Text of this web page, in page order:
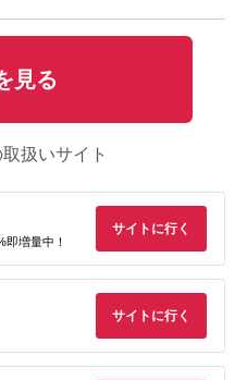
見る
扱いサイト
増量中！
サイトに行く
サイトに行く